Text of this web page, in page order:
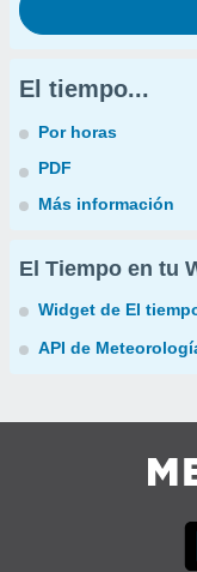
El tiempo...
Por horas
PDF
Más información
El Tiempo en tu
Widget de El
API de